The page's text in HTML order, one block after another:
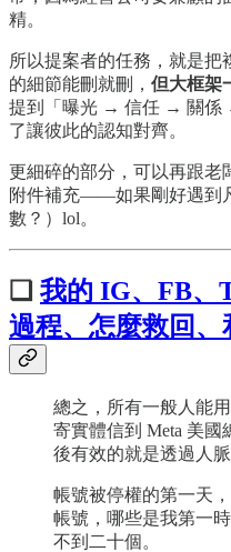
精。
所以提案者的任務，就是
的細節能刪就刪， 但大框架
提到「曝光 → 信任 → 關係
了讓彼此的認知對齊。
更細碎的部分，可以再跟老
附件補充——如果剛好遇到
數？）lol。
❏ 我的 IG、FB、
過程、怎麼救回、
總之，所有一般人能
寄實體信到 Meta 美
後有效的就是透過人
帳號被停權的第一天
帳號，哪些是我第一
不到二十個。